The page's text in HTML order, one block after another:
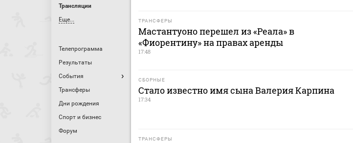
Трансляции
Еще...
Телепрограмма
Результаты
События
Трансферы
Дни рождения
Спорт и бизнес
Форум
ТРАНСФЕРЫ
Мастантуоно перешел из «Реала» в
«Фиорентину» на правах аренды
17:48
СБОРНЫЕ
Стало известно имя сына Валерия Карпина
17:34
ТРАНСФЕРЫ